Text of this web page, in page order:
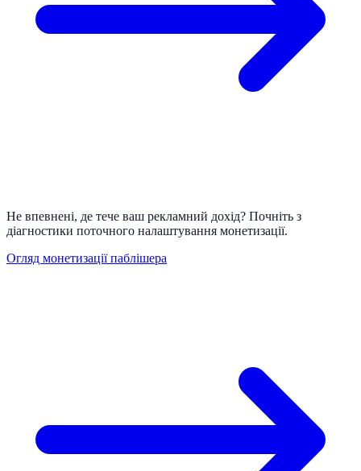
Не впевнені, де тече ваш рекламний дохід? Почніть з
діагностики поточного налаштування монетизації.
Огляд монетизації паблішера